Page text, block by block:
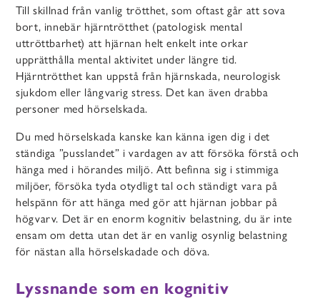
Till skillnad från vanlig trötthet, som oftast går att sova
bort, innebär hjärntrötthet (patologisk mental
uttröttbarhet) att hjärnan helt enkelt inte orkar
upprätthålla mental aktivitet under längre tid.
Hjärntrötthet kan uppstå från hjärnskada, neurologisk
sjukdom eller långvarig stress. Det kan även drabba
personer med hörselskada.
Du med hörselskada kanske kan känna igen dig i det
ständiga ”pusslandet” i vardagen av att försöka förstå och
hänga med i hörandes miljö. Att befinna sig i stimmiga
miljöer, försöka tyda otydligt tal och ständigt vara på
helspänn för att hänga med gör att hjärnan jobbar på
högvarv. Det är en enorm kognitiv belastning, du är inte
ensam om detta utan det är en vanlig osynlig belastning
för nästan alla hörselskadade och döva.
Lyssnande som en kognitiv